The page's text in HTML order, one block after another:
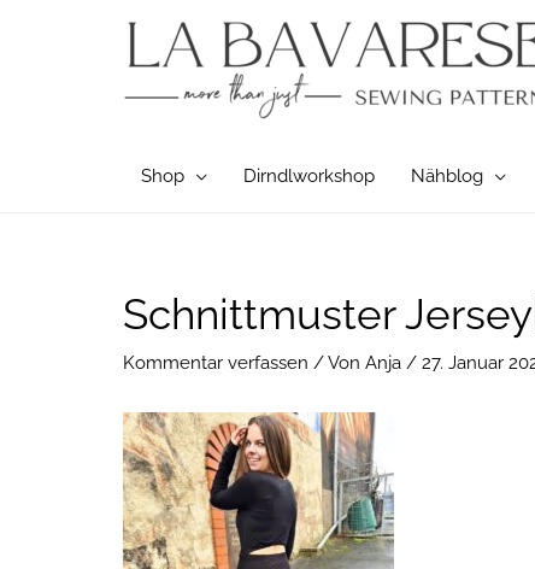
Shop Dirndlworkshop Nähblog
Schnittmuster
Kommentar verfassen / Von Anja / 27. Januar
Post
navigation